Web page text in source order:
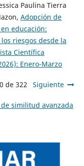
Paulina Tierra
Adopción de
educación:
riesgos desde la
Científica
Enero-Marzo
de 322 Siguiente
similitud avanzada